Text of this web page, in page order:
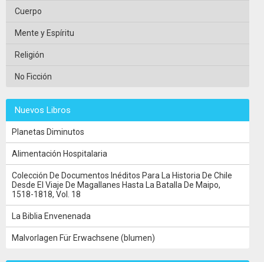
Cuerpo
Mente y Espíritu
Religión
No Ficción
Nuevos Libros
Planetas Diminutos
Alimentación Hospitalaria
Colección De Documentos Inéditos Para La Historia De Chile
Desde El Viaje De Magallanes Hasta La Batalla De Maipo,
1518-1818, Vol. 18
La Biblia Envenenada
Malvorlagen Für Erwachsene (blumen)